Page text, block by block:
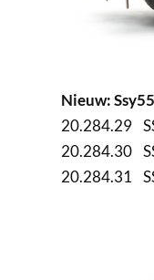
Nieuw:
20.284.29
20.284.30
20.284.31